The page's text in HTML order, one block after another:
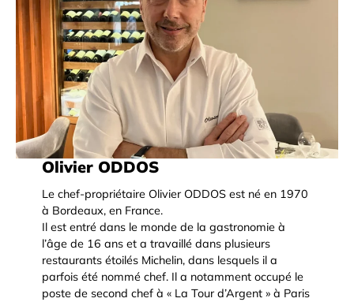
Olivier ODDOS
Le chef-propriétaire Olivier ODDOS est né en 1970
à Bordeaux, en France.
Il est entré dans le monde de la gastronomie à
l’âge de 16 ans et a travaillé dans plusieurs
restaurants étoilés Michelin, dans lesquels il a
parfois été nommé chef. Il a notamment occupé le
poste de second chef à « La Tour d’Argent » à Paris